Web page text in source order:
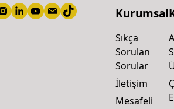
Kurumsal
Sıkça
Sorulan
Sorular
İletişim
Mesafeli